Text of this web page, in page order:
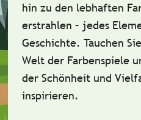
hin zu den lebhaften
erstrahlen – jedes
Geschichte. Tauchen
Welt der Farbenspiele
der Schönheit und
inspirieren.